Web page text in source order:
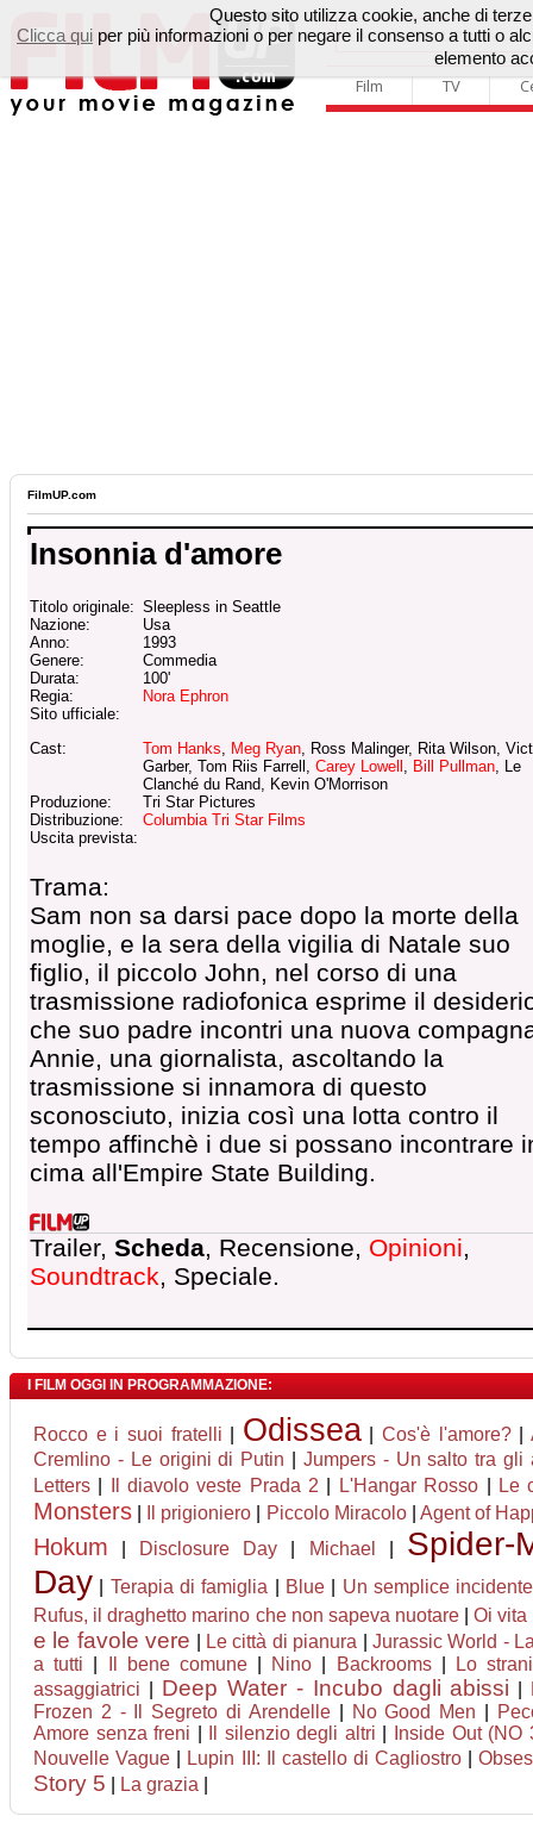
Film TV
FilmUP.com
Insonnia d'amore
Titolo originale: Sleepless in Seattle
Nazione:
Usa
Anno:
1993
Genere:
Commedia
Durata:
100'
Regia:
Nora Ephron
Sito ufficiale:
Cast:
Tom Hanks, Meg Ryan, Ross Malinger, Rita Wilson,
Garber, Tom Riis Farrell, Carey Lowell , Bill Pullman, Le
Clanché du Rand, Kevin O'Morrison
Produzione:
Tri Star Pictures
Distribuzione:
Columbia Tri Star Films
Uscita prevista:
Trama:
Sam non sa darsi pace dopo la morte della
moglie, e la sera della vigilia di Natale suo
figlio, il piccolo John, nel corso di una
trasmissione radiofonica esprime il
che suo padre incontri una nuova
Annie, una giornalista, ascoltando la
trasmissione si innamora di questo
sconosciuto, inizia così una lotta contro il
tempo affinchè i due si possano incontrare
cima all'Empire State Building.
Trailer, Scheda, Recensione, Opinioni,
Soundtrack, Speciale.
I FILM OGGI IN PROGRAMMAZIONE:
Rocco e i suoi fratelli Odissea| Cos'è l'amore?|
Cremlino - Le origini di Putin
Jumpers - Un salto tra gli
Letters
Il diavolo veste Prada 2 L'Hangar Rosso Le
Monsters Il prigioniero Piccolo Miracolo| Agent of
Hokum Disclosure Day Michael
Spider-
Day
Terapia di famiglia Blue| Un semplice incidente
Rufus, il draghetto marino che non sapeva nuotare|Oi vita
e le favole vere Le città di pianura
Jurassic World -
a tutti
Il bene comune| Nino Backrooms|
Lo
assaggiatrici
Deep Water - Incubo dagli abissi
Frozen 2 - Il Segreto di Arendelle| No Good Men
Amore senza freni
Il silenzio degli altri
Inside Out (NO
Nouvelle Vague
Lupin III: Il castello di Cagliostro |
Story 5 La grazia
Questo sito utilizza cookie, anche di
Clicca qui per più informazioni o per negare il consenso a tutti o
elemento